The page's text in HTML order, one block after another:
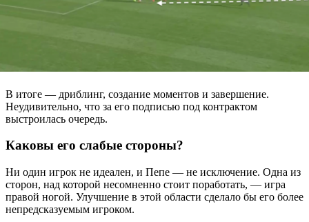
В итоге — дриблинг, создание моментов и завершение.
Неудивительно, что за его подписью под контрактом
выстроилась очередь.
Каковы его слабые стороны?
Ни один игрок не идеален, и Пепе — не исключение. Одна из
сторон, над которой несомненно стоит поработать, — игра
правой ногой. Улучшение в этой области сделало бы его более
непредсказуемым игроком.